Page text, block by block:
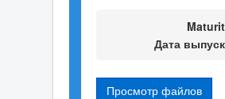
Дата
Просмотр файлов